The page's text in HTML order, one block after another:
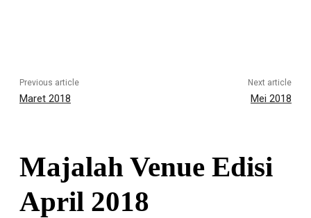
Previous article
Maret 2018
Next article
Mei 2018
Majalah Venue Edisi
April 2018